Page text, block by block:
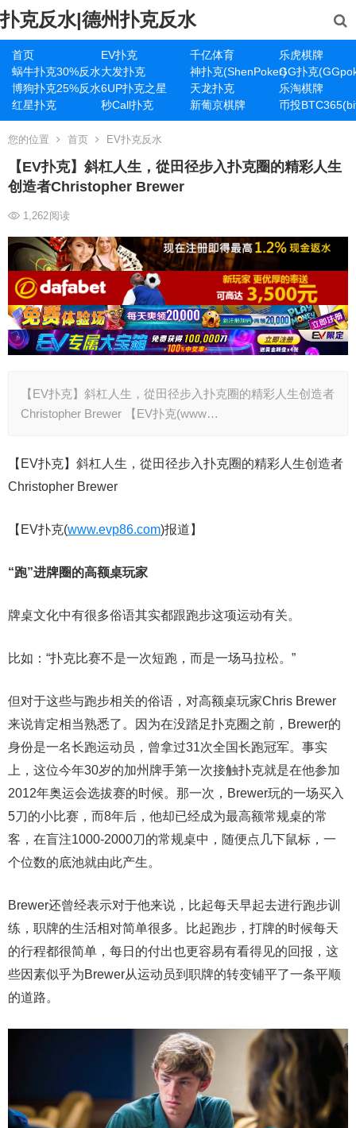
扑克反水|德州扑克反水
首页 EV扑克 千亿体育
乐虎棋牌
蜗牛扑克30%反水大发扑克 神扑克(ShenPoker)GG扑克
博狗扑克25%反水6UP扑克之星 天龙扑克
乐淘棋牌
红星扑克
秒Call扑克 新葡京棋牌 币投
您的位置 首页 EV扑克反水
【EV扑克】斜杠人生，從田径步入扑克圈的精彩人生
创造者Christopher Brewer
1,262阅读
【EV扑克】斜杠人生，從田径步入扑克圈的精彩人生创造者
Christopher Brewer 【EV扑克(www…
【EV扑克】斜杠人生，從田径步入扑克圈的精彩人生创造者
Christopher Brewer
【EV扑克(www.evp86.com)报道】
“跑”进牌圈的高额桌玩家
牌桌文化中有很多俗语其实都跟跑步这项运动有关。
比如：“扑克比赛不是一次短跑，而是一场马拉松。”
但对于这些与跑步相关的俗语，对高额桌玩家Chris Brewer
来说肯定相当熟悉了。因为在没踏足扑克圈之前，Brewer的
身份是一名长跑运动员，曾拿过31次全国长跑冠军。事实
上，这位今年30岁的加州牌手第一次接触扑克就是在他参加
2012年奥运会选拔赛的时候。那一次，Brewer玩的一场买入
5刀的小比赛，而8年后，他却已经成为最高额常规桌的常
客，在盲注1000-2000刀的常规桌中，随便点几下鼠标，一
个位数的底池就由此产生。
Brewer还曾经表示对于他来说，比起每天早起去进行跑步训
练，职牌的生活相对简单很多。比起跑步，打牌的时候每天
的行程都很简单，每日的付出也更容易有看得见的回报，这
些因素似乎为Brewer从运动员到职牌的转变铺平了一条平顺
的道路。